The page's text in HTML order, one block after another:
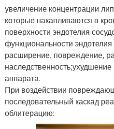
увеличение концентрации
которые накапливаются в
поверхности эндотелия
функциональности
расширение, повреждение,
аппарата.
При воздействии
последовательный каскад
облитерацию: